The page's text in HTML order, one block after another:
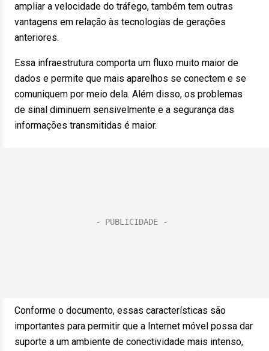
ampliar a velocidade do tráfego, também tem outras
vantagens em relação às tecnologias de gerações
anteriores.
Essa infraestrutura comporta um fluxo muito maior de
dados e permite que mais aparelhos se conectem e se
comuniquem por meio dela. Além disso, os problemas
de sinal diminuem sensivelmente e a segurança das
informações transmitidas é maior.
Conforme o documento, essas características são
importantes para permitir que a Internet móvel possa dar
suporte a um ambiente de conectividade mais intenso,